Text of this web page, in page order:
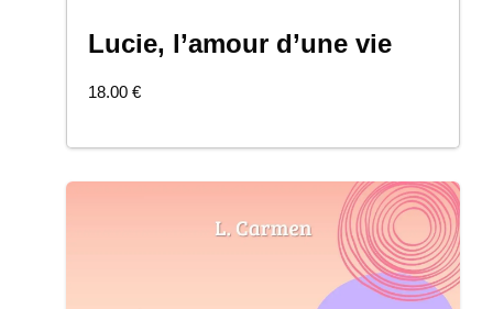
Lucie, l’amour d’une vie
18.00 €